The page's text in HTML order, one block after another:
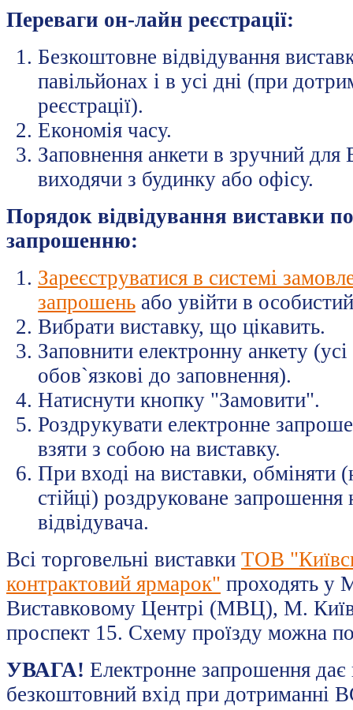
Переваги он-лайн реєстрації:
Безкоштовне відвідування
павільйонах і в усі дні (при
реєстрації).
Економія часу.
Заповнення анкети в зручний для
виходячи з будинку або офісу.
Порядок відвідування виставки
запрошенню:
Зареєструватися в системі
запрошень або увійти в
Вибрати виставку, що цікавить.
Заповнити електронну анкету
обов`язкові до заповнення).
Натиснути кнопку "Замовити".
Роздрукувати електронне
взяти з собою на виставку.
При вході на виставки, обміняти
стійці) роздруковане
відвідувача.
Всі торговельні виставки ТОВ
контрактовий ярмарок" проходять у
Виставковому Центрі (МВЦ), М.
проспект 15. Схему проїзду можна
УВАГА! Електронне запрошення дає
безкоштовний вхід при дотриманні